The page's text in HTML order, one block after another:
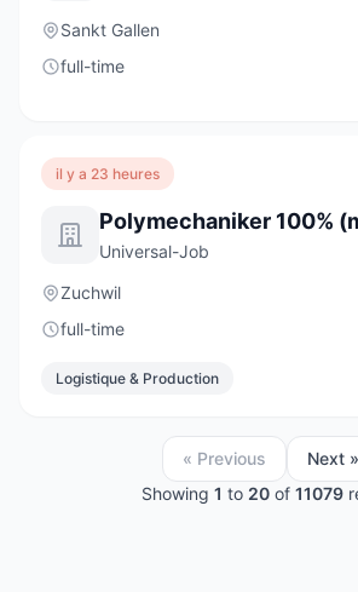
Sankt Gallen
full-time
il y a 23 heures
Polymechaniker 100%
Universal-Job
Zuchwil
full-time
Logistique & Production
« Previous
Next »
Showing 1 to 20 of 11079